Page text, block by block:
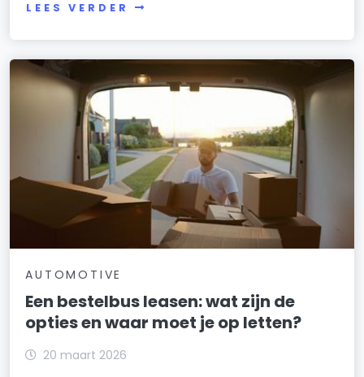
LEES VERDER
AUTOMOTIVE
Een bestelbus leasen: wat zijn de
opties en waar moet je op letten?
20 maart 2026